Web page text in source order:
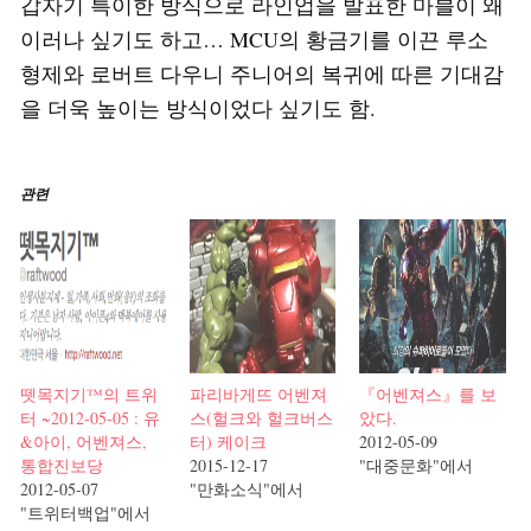
이러나 싶기도 하고… MCU의 황금기를 이끈 루소
형제와 로버트 다우니 주니어의 복귀에 따른 기대감
을 더욱 높이는 방식이었다 싶기도 함.
관련
뗏목지기™의 트위
터 ~2012-05-05 : 유
&아이, 어벤져스,
통합진보당
2012-05-07
"트위터백업"에서
파리바게뜨 어벤져
스(헐크와 헐크버스
터) 케이크
2015-12-17
"만화소식"에서
『어벤져스』를 보
았다.
2012-05-09
"대중문화"에서